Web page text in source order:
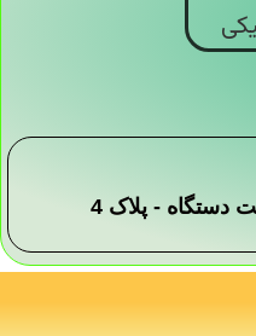
دستگاه - پلاک 4